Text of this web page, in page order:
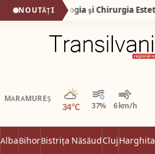
NOUTĂȚI
MARAMUREȘ
34°C 37% 6 km/h
Parțial noros
AlbaBihorBistrița NăsăudClujHarghita